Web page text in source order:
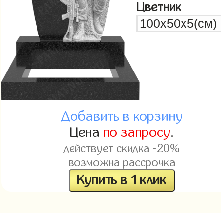
Цветник
Добавить в корзину
Цена по запросу.
действует скидка -20%
возможна рассрочка
Купить в 1 клик